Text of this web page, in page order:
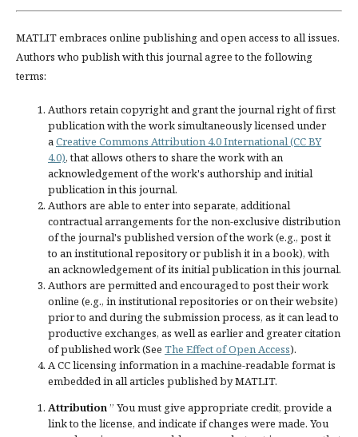
MATLIT embraces online publishing and open access to all issues.
Authors who publish with this journal agree to the following
terms:
Authors retain copyright and grant the journal right of first
publication with the work simultaneously licensed under
aCreative Commons Attribution 4.0 International (CC BY
4.0), that allows others to share the work with an
acknowledgement of the work's authorship and initial
publication in this journal.
Authors are able to enter into separate, additional
contractual arrangements for the non-exclusive distribution
of the journal's published version of the work (e.g., post it
to an institutional repository or publish it in a book), with
an acknowledgement of its initial publication in this journal.
Authors are permitted and encouraged to post their work
online (e.g., in institutional repositories or on their website)
prior to and during the submission process, as it can lead to
productive exchanges, as well as earlier and greater citation
of published work (See The Effect of Open Access).
A CC licensing information in a machine-readable format is
embedded in all articles published by MATLIT.
Attribution” You must give appropriate credit, provide a
link to the license, andindicate if changes were made. You